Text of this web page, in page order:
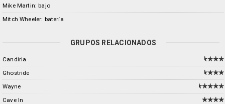
Mike Martin: bajo
Mitch Wheeler: batería
GRUPOS RELACIONADOS
Candiria
Ghostride
Wayne
Cave In